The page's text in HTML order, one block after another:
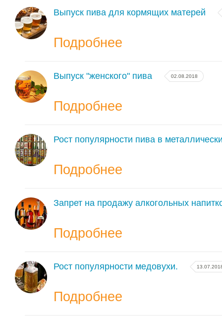
Выпуск пива для кормящих матерей
Подробнее
Выпуск "женского" пива 02.08.2018
Подробнее
Рост популярности пива в
Подробнее
Запрет на продажу алкогольных
Подробнее
Рост популярности медовухи.
Подробнее